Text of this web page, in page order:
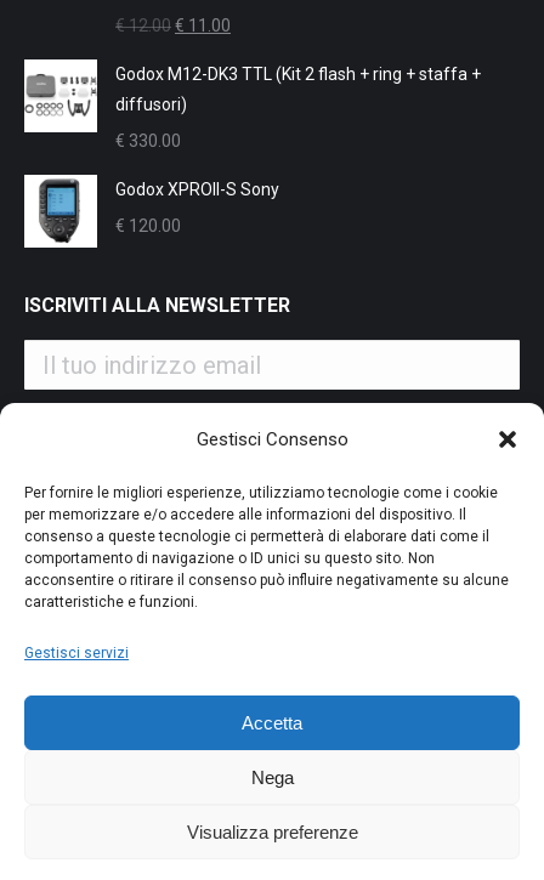
Gestisci Consenso
Per fornire le migliori esperienze, utilizziamo tecnologie come i cookie
per memorizzare e/o accedere alle informazioni del dispositivo. Il
consenso a queste tecnologie ci permetterà di elaborare dati come il
comportamento di navigazione o ID unici su questo sito. Non
acconsentire o ritirare il consenso può influire negativamente su alcune
caratteristiche e funzioni.
Gestisci servizi
Accetta
Nega
Visualizza preferenze
€12.00Il
originale
era:
€ 12.00.
€ 11.00
attuale
Godox M12-DK3 TTL (Kit 2 flash + ring + staffa +
diffusori)
€ 330.00
Godox XPROII-S Sony
€ 120.00
ISCRIVITI ALLA NEWSLETTER
Condizioni d'Uso del nostro sito web. La tua email potrà essere
PAGAMENTO SICURO